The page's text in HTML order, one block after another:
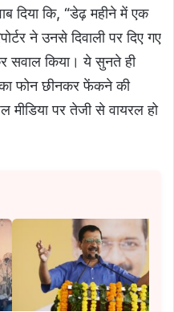
दिया कि, “डेढ़ महीने में एक
ने उनसे दिवाली पर दिए गए
सवाल किया। ये सुनते ही
फोन छीनकर फेंकने की
मीडिया पर तेजी से वायरल हो